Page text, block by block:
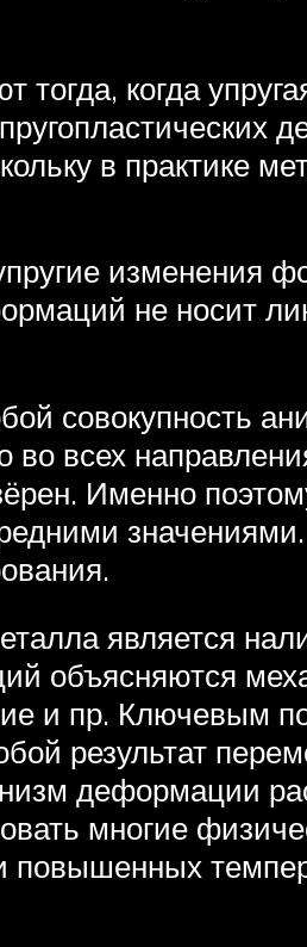
тогда, когда
в практике
изменения
не носит
совокупность
во всех
Именно
является
объясняются
и пр. Ключевым
результат
деформации
многие